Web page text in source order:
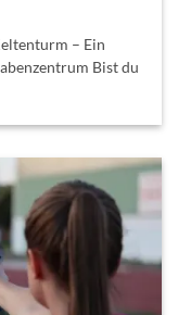
– Ein
Bist du